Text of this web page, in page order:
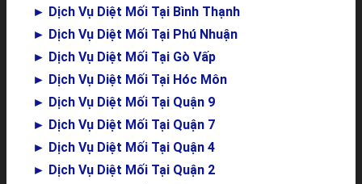
► Dịch Vụ Diệt Mối Tại Bình Thạnh
► Dịch Vụ Diệt Mối Tại Phú Nhuận
► Dịch Vụ Diệt Mối Tại Gò Vấp
► Dịch Vụ Diệt Mối Tại Hóc Môn
► Dịch Vụ Diệt Mối Tại Quận 9
► Dịch Vụ Diệt Mối Tại Quận 7
► Dịch Vụ Diệt Mối Tại Quận 4
► Dịch Vụ Diệt Mối Tại Quận 2